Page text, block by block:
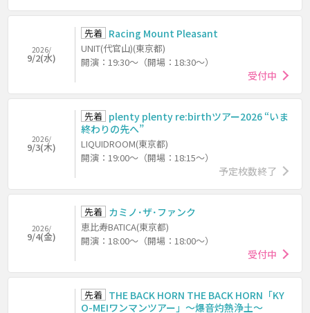
2026/
9/2(水)
先着 Racing Mount Pleasant
UNIT(代官山)(東京都)
開演：19:30～（開場：18:30～）
受付中
2026/
9/3(木)
先着 plenty plenty re:birthツアー2026 “いま
終わりの先へ”
LIQUIDROOM(東京都)
開演：19:00～（開場：18:15～）
予定枚数終了
2026/
9/4(金)
先着 カミノ･ザ･ファンク
恵比寿BATICA(東京都)
開演：18:00～（開場：18:00～）
受付中
先着 THE BACK HORN THE BACK HORN「KY
O-MEIワンマンツアー」～爆音灼熱浄土～